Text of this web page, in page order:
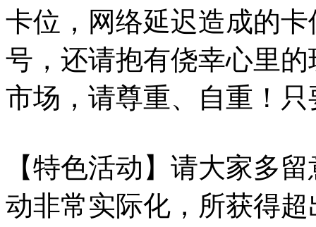
卡位，网络延迟造成的
号，还请抱有侥幸心里
市场，请尊重、自重！
【特色活动】请大家多
动非常实际化，所获得